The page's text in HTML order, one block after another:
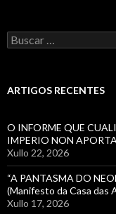
Buscar:
ARTIGOS RECENTES
O INFORME QUE
IMPERIO NON
Xullo 22, 2026
“A PANTASMA DO
(Manifesto da Casa das
Xullo 17, 2026